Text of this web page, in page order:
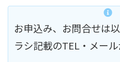
お申込み、お問合せは
ラシ記載のTEL ・ メール